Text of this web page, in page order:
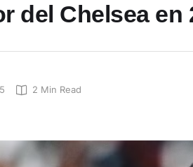
del Chelsea en
2 Min Read